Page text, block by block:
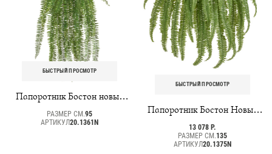
БЫСТРЫЙ ПРОСМОТР
Папоротник Бостон новый
Элегант ампельный (пластик)
РАЗМЕР СМ.95
АРТИКУЛ20.1361N
БЫСТРЫЙ ПРОСМОТР
Папоротник Бостон Новый
свисающий Биг
13 078 Р.
РАЗМЕР СМ.135
АРТИКУЛ20.1375N